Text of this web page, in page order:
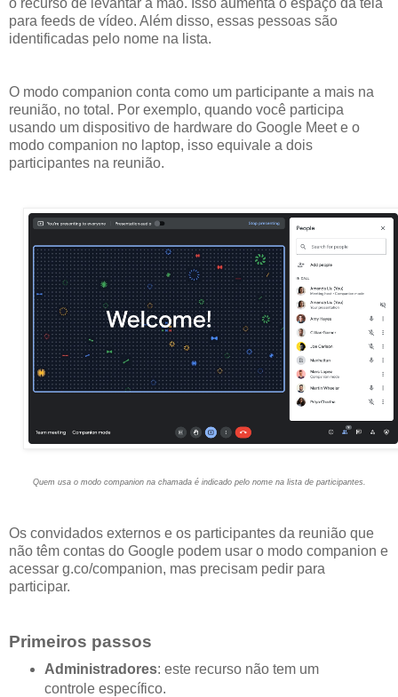
o recurso de levantar a mão. Isso aumenta o espaço da tela
para feeds de vídeo. Além disso, essas pessoas são
identificadas pelo nome na lista.
O modo companion conta como um participante a mais na
reunião, no total. Por exemplo, quando você participa
usando um dispositivo de hardware do Google Meet e o
modo companion no laptop, isso equivale a dois
participantes na reunião.
Quem usa o modo companion na chamada é indicado pelo nome na lista de participantes.
Os convidados externos e os participantes da reunião que
não têm contas do Google podem usar o modo companion e
acessar g.co/companion, mas precisam pedir para
participar.
Primeiros passos
Administradores: este recurso não tem um
controle específico.